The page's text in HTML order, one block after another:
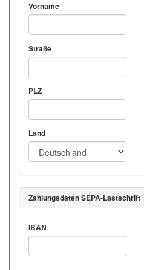
Vorname
Straße
PLZ
Land
Zahlungsdaten SEPA-Lastschrift
IBAN